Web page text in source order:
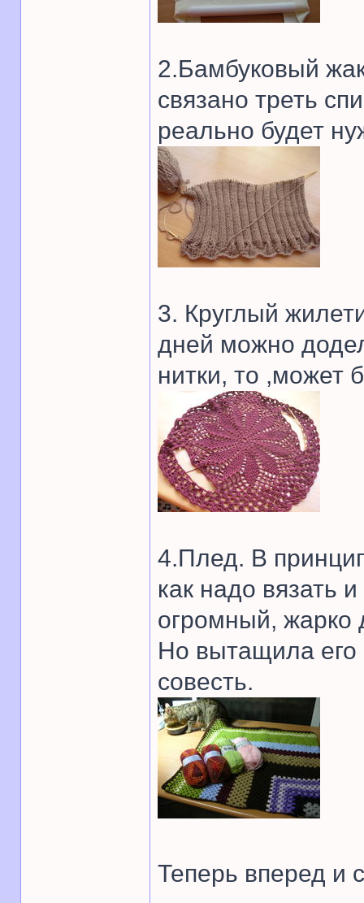
2.Бамбуковый
связано треть
реально будет
3. Круглый
дней можно
нитки, то ,может
4.Плед. В
как надо вязать
огромный, жарко
Но вытащила его
совесть.
Теперь вперед и